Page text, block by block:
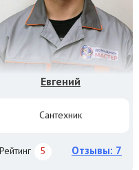
Евгений
Сантехник
Рейтинг 5 Отзывы: 7